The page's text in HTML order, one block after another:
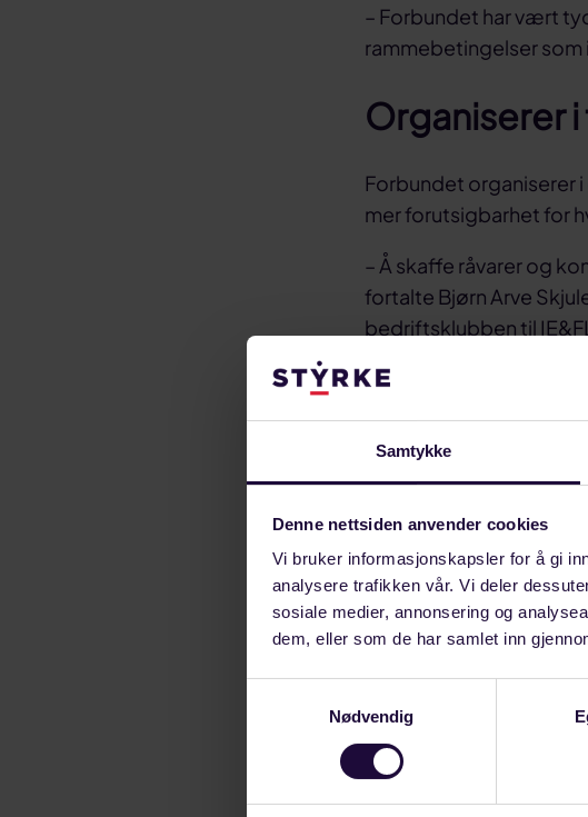
Samtykke
Denne nettsiden anvender cookies
Vi bruker informasjonskapsler for å gi
analysere trafikken vår. Vi deler
sosiale medier, annonsering og
dem, eller som de har samlet inn
Nødvendig
– Forbundet har vært
rammebetingelser
Organiserer
Forbundet organiserer
mer forutsigbarhet for
– Å skaffe råvarer og
fortalte Bjørn Arve
bedriftsklubben til